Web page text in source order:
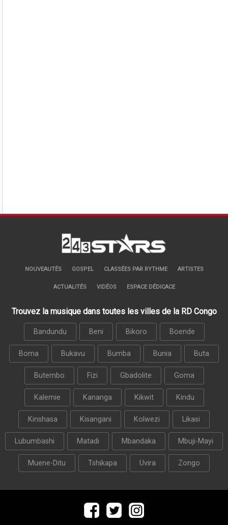
NOUVEAUTÉS GOSPEL CLASSÉES PAR RYTHME ARTISTES
ACTUALITÉS VIDÉOS ESPACE DÉDICACE
Trouvez la musique dans toutes les villes de la RD Congo
Bandundu Beni Bikoro Boende
Boma Bukavu Bumba Bunia Buta
Butembo Fizi Gbadolite Goma
Kalemie Kananga Kikwit Kindu
Kinshasa Kisangani Kolwezi Likasi
Lubumbashi Matadi Mbandaka Mbuji-Mayi
Muene-Ditu Tshikapa Uvira Zongo